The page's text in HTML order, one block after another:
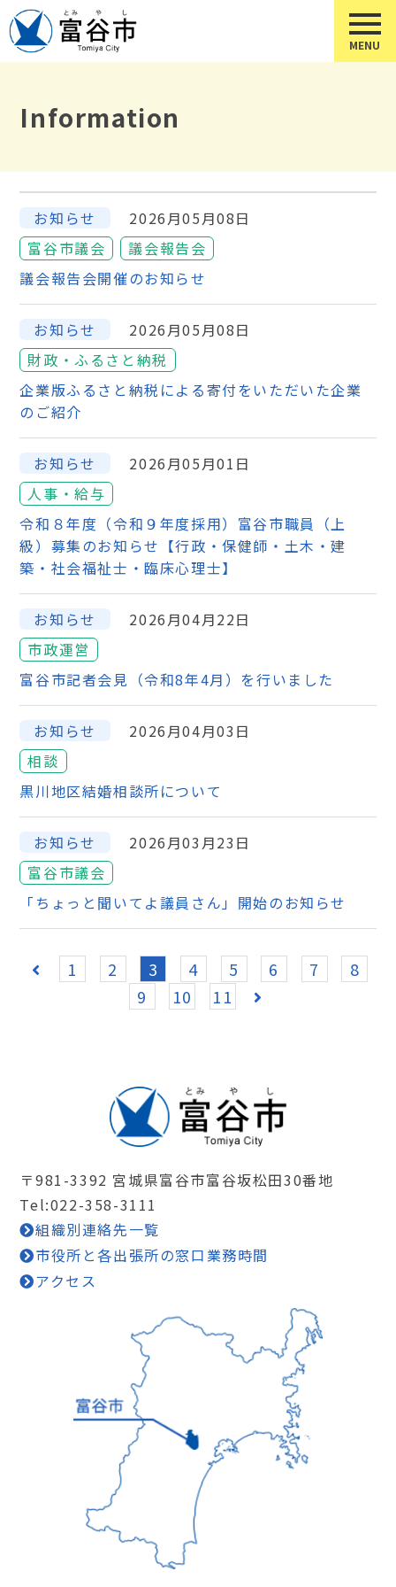
Information
お知らせ
2026月05月08日
富谷市議会
議会報告会
議会報告会開催のお知らせ
お知らせ
2026月05月08日
財政・ふるさと納税
企業版ふるさと納税による寄付をいただいた企業
のご紹介
お知らせ
2026月05月01日
人事・給与
令和８年度（令和９年度採用）富谷市職員（上
級）募集のお知らせ【行政・保健師・土木・建
築・社会福祉士・臨床心理士】
お知らせ
2026月04月22日
市政運営
富谷市記者会見（令和8年4月）を行いました
お知らせ
2026月04月03日
相談
黒川地区結婚相談所について
お知らせ
2026月03月23日
富谷市議会
「ちょっと聞いてよ議員さん」開始のお知らせ
1 2 3 4 5 6 7
8
9
10 11
〒981-3392 宮城県富谷市富谷坂松田30番地
Tel:022-358-3111
組織別連絡先一覧
市役所と各出張所の窓口業務時間
アクセス